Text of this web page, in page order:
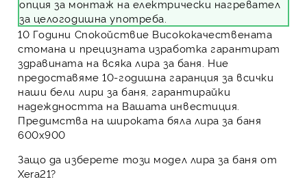
опция за монтаж на електрически нагревател
за целогодишна употреба.
10 Години Спокойствие Висококачествената
стомана и прецизната изработка гарантират
здравината на всяка лира за баня. Ние
предоставяме 10-годишна гаранция за всички
наши бели лири за баня, гарантирайки
надеждността на Вашата инвестиция.
Предимства на широката бяла лира за баня
600х900
Защо да изберете този модел лира за баня от
Xera21?